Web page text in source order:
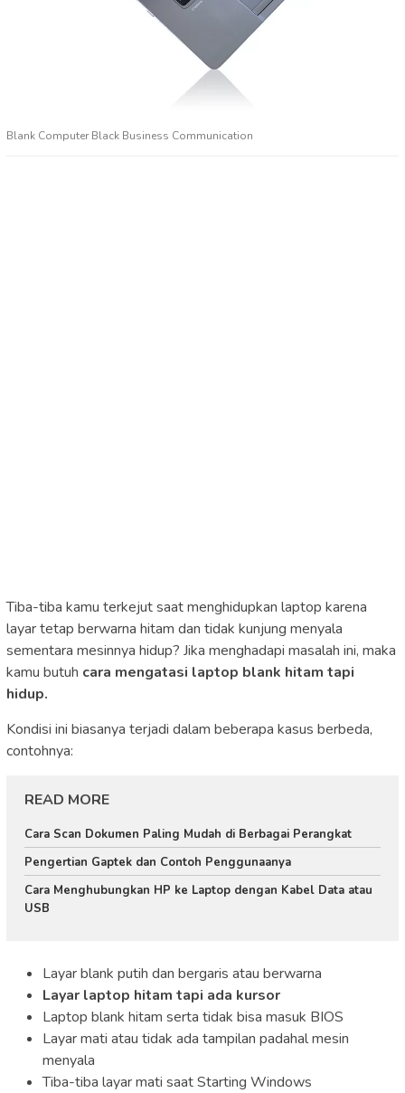
Blank Computer Black Business Communication
Tiba-tiba kamu terkejut saat menghidupkan laptop karena
layar tetap berwarna hitam dan tidak kunjung menyala
sementara mesinnya hidup? Jika menghadapi masalah ini, maka
kamu butuh cara mengatasi laptop blank hitam tapi
hidup.
Kondisi ini biasanya terjadi dalam beberapa kasus berbeda,
contohnya:
READ MORE
Cara Scan Dokumen Paling Mudah di Berbagai Perangkat
Pengertian Gaptek dan Contoh Penggunaanya
Cara Menghubungkan HP ke Laptop dengan Kabel Data atau
USB
Layar blank putih dan bergaris atau berwarna
Layar laptop hitam tapi ada kursor
Laptop blank hitam serta tidak bisa masuk BIOS
Layar mati atau tidak ada tampilan padahal mesin
menyala
Tiba-tiba layar mati saat Starting Windows